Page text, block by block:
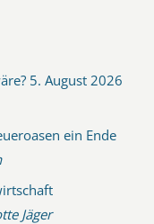
5. August 2026
ein Ende
Jäger